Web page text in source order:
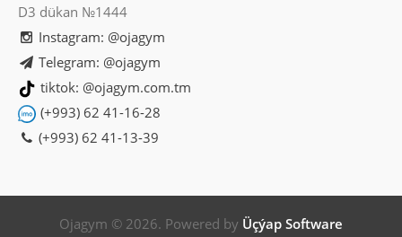
D3 dükan №1444
Instagram: @ojagym
Telegram: @ojagym
tiktok: @ojagym.com.tm
(+993) 62 41-16-28
(+993) 62 41-13-39
Ojagym © 2026. Powered by Üçýap Software